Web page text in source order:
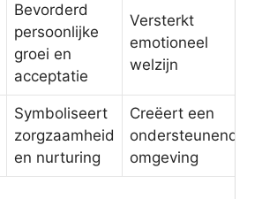
Bevorderd
persoonlijke
groei en
acceptatie
Versterkt
emotioneel
welzijn
Symboliseert
zorgzaamheid
en nurturing
Creëert een
ondersteunende
omgeving